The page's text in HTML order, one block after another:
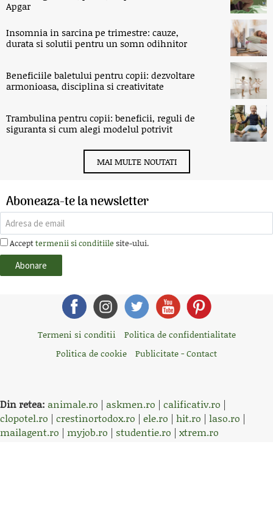
Apgar
Insomnia in sarcina pe trimestre: cauze,
durata si solutii pentru un somn odihnitor
Beneficiile baletului pentru copii: dezvoltare
armonioasa, disciplina si creativitate
Trambulina pentru copii: beneficii, reguli de
siguranta si cum alegi modelul potrivit
MAI MULTE NOUTATI
Aboneaza-te la newsletter
Accepttermenii si conditiile site-ului.
Termeni si conditii
Politica de confidentialitate
Politica de cookie
Publicitate - Contact
Din retea: animale.ro | askmen.ro | calificativ.ro |
clopotel.ro | crestinortodox.ro | ele.ro | hit.ro | laso.ro |
mailagent.ro | myjob.ro | studentie.ro | xtrem.ro